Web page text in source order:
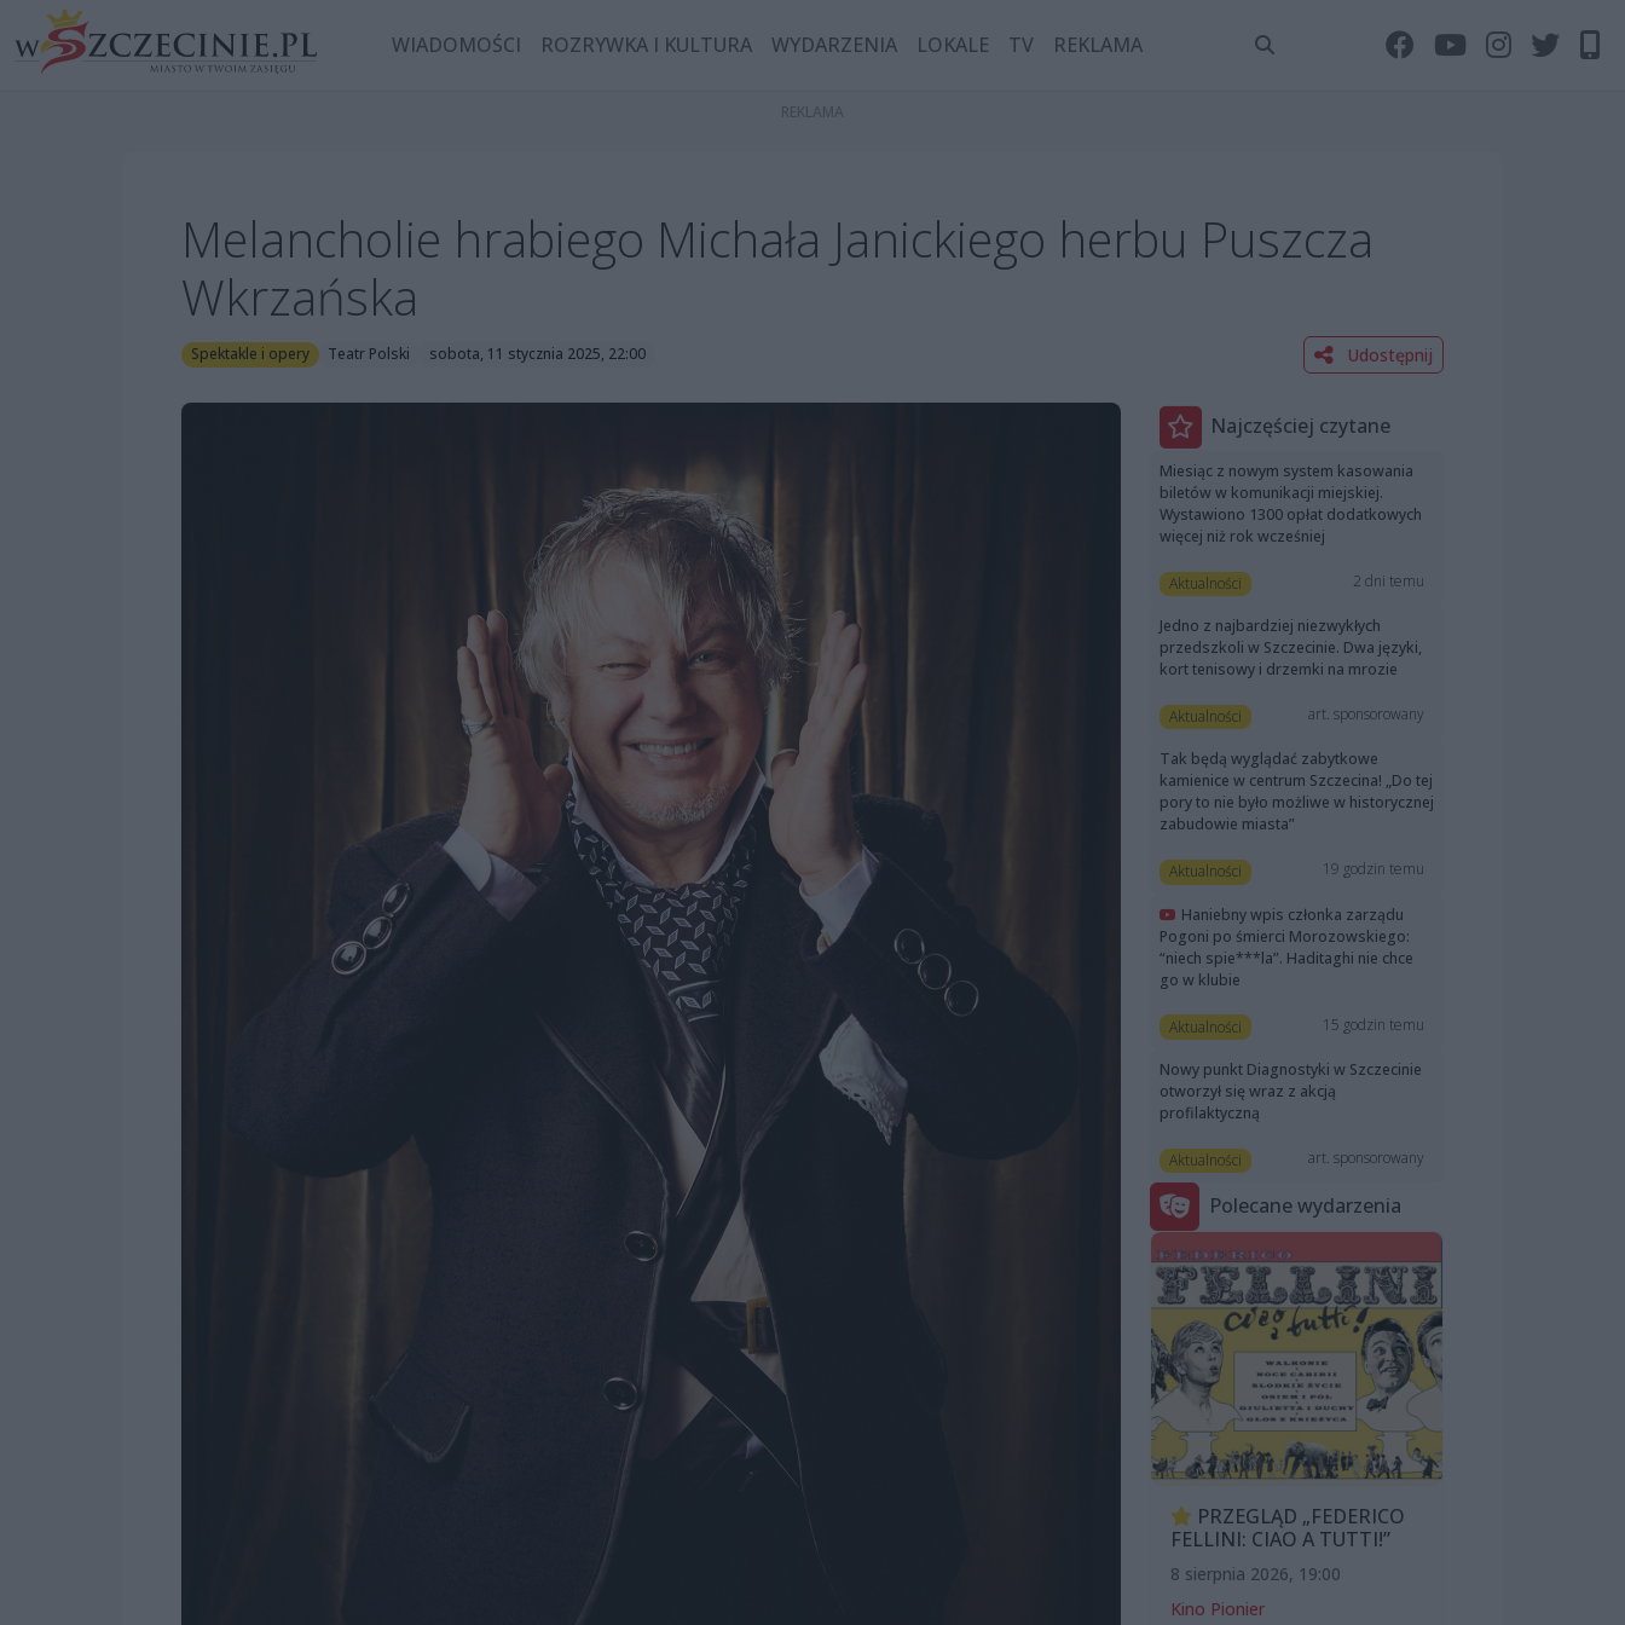
WIADOMOŚCI ROZRYWKA I KULTURA WYDARZENIA LOKALE TV REKLAMA
Melancholie hrabiego Michała Janickiego herbu Puszcza
Wkrzańska
Spektakle i opery Teatr Polski sobota, 11 stycznia 2025, 22:00 Udostępnij
Najczęściej czytane
Miesiąc z nowym system kasowania
biletów w komunikacji miejskiej.
Wystawiono 1300 opłat dodatkowych
więcej niż rok wcześniej
Aktualności 2 dni temu
Jedno z najbardziej niezwykłych
przedszkoli w Szczecinie. Dwa języki,
kort tenisowy i drzemki na mrozie
Aktualności art. sponsorowany
Tak będą wyglądać zabytkowe
kamienice w centrum Szczecina! „Do tej
pory to nie było możliwe w historycznej
zabudowie miasta”
Aktualności 19 godzin temu
Haniebny wpis członka zarządu
Pogoni po śmierci Morozowskiego:
“niech spie***la”. Haditaghi nie chce
go w klubie
Aktualności 15 godzin temu
Nowy punkt Diagnostyki w Szczecinie
otworzył się wraz z akcją
profilaktyczną
Aktualności art. sponsorowany
Polecane wydarzenia
PRZEGLĄD „FEDERICO
FELLINI: CIAO A TUTTI!”
8 sierpnia 2026, 19:00
Kino Pionier